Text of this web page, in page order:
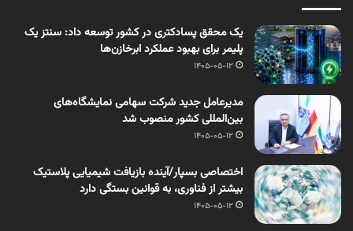
یک محقق پسادکتری در کشور توسعه داد: سنتز یک
پلیمر برای بهبود عملکرد ابرخازن‌ها
1405-05-12
مدیرعامل جدید شرکت سهامی نمایشگاه‌های
بین‌المللی کشور منصوب شد
1405-05-12
اختصاصی بسپار/آینده بازیافت شیمیایی پلاستیک
بیشتر از فناوری، به قوانین بستگی دارد
1405-05-12